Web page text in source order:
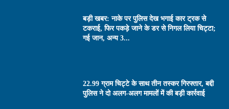
बड़ी खबर: नाके पर पुलिस देख भगाई कार ट्रक से
टकराई, फिर पकड़े जाने के डर से निगल लिया चिट्टा;
गई जान, अन्य 3...
22.99 ग्राम चिट्टे के साथ तीन तस्कर गिरफ्तार, बद्दी
पुलिस ने दो अलग-अलग मामलों में की बड़ी कार्रवाई